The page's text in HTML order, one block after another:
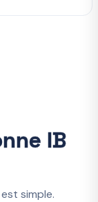
IB
simple.